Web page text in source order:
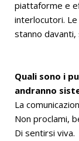
piattaforme e
interlocutori.
stanno davanti,
Quali sono i
andranno
La
Non proclami,
Di sentirsi viva.